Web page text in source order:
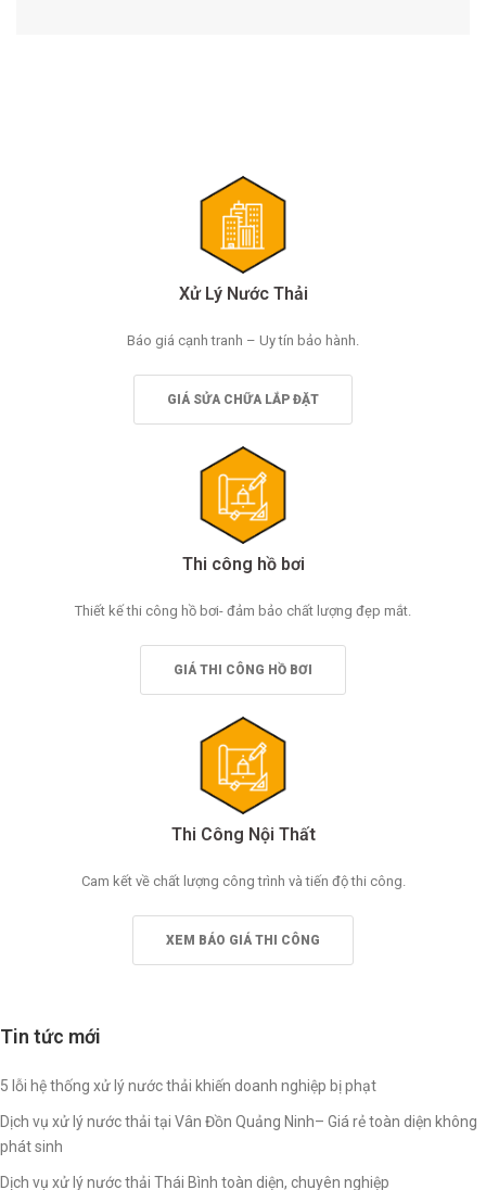
Xử Lý Nước Thải
Báo giá cạnh tranh – Uy tín bảo hành.
GIÁ SỬA CHỮA LẮP ĐẶT
Thi công hồ bơi
Thiết kế thi công hồ bơi- đảm bảo chất lượng đẹp mắt.
GIÁ THI CÔNG HỒ BƠI
Thi Công Nội Thất
Cam kết về chất lượng công trình và tiến độ thi công.
XEM BÁO GIÁ THI CÔNG
Tin tức mới
5 lỗi hệ thống xử lý nước thải khiến doanh nghiệp bị phạt
Dịch vụ xử lý nước thải tại Vân Đồn Quảng Ninh– Giá rẻ toàn diện không
phát sinh
Dịch vụ xử lý nước thải Thái Bình toàn diện, chuyên nghiệp